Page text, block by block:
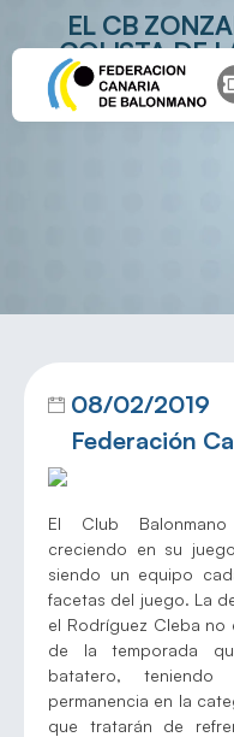
EL CB
COLISTA DE
08/02/2019
Federación
El Club
creciendo en su
siendo un equipo
facetas del juego. La
el Rodríguez Cleba no
de la temporada
batatero, teniendo
permanencia en la
que tratarán de